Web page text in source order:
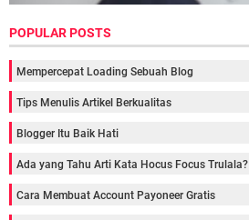
POPULAR POSTS
Mempercepat Loading Sebuah Blog
Tips Menulis Artikel Berkualitas
Blogger Itu Baik Hati
Ada yang Tahu Arti Kata Hocus Focus Trulala?
Cara Membuat Account Payoneer Gratis